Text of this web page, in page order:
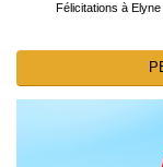
Félicitations à